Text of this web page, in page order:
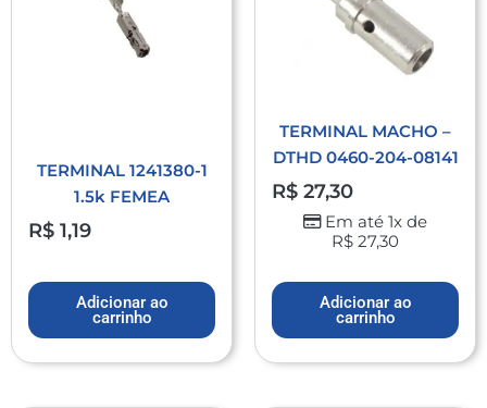
TERMINAL 1241380-1
1.5k FEMEA
R$ 1,19
Adicionar ao
carrinho
TERMINAL MACHO –
DTHD 0460-204-08141
R$ 27,30
Em até 1x de
R$ 27,30
Adicionar ao
carrinho